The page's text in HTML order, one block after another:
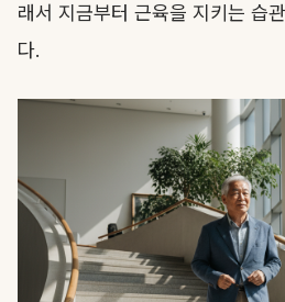
래서 지금부터 근육을 지키는 습
다.